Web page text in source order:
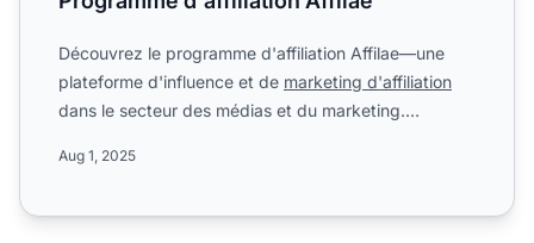
Découvrez le programme d'affiliation Affilae—une
plateforme d'influence et de marketing d'affiliation
dans le secteur des médias et du marketing.
Aug 1, 2025